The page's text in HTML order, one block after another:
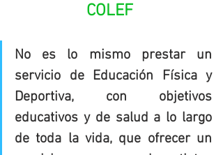
COLEF
No es lo mismo prestar un
servicio de Educación Física y
Deportiva, con objetivos
educativos y de salud a lo largo
de toda la vida, que ofrecer un